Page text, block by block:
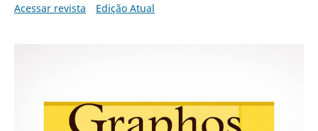
Acessar revista
Edição Atual